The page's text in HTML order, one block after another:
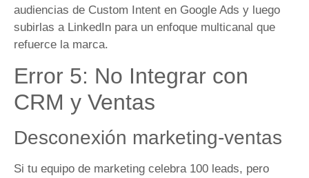
audiencias de Custom Intent en Google Ads y luego
subirlas a LinkedIn para un enfoque multicanal que
refuerce la marca.
Error 5: No Integrar con
CRM y Ventas
Desconexión marketing-ventas
Si tu equipo de marketing celebra 100 leads, pero